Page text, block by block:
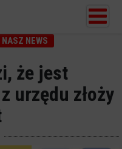
NASZ NEWS
że jest
urzędu złoży